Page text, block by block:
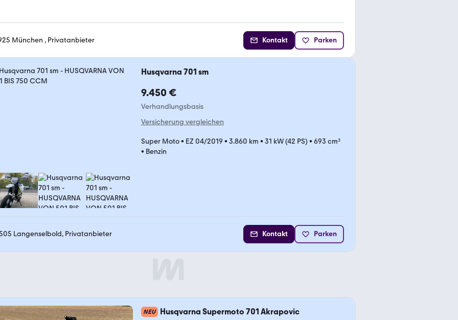
München , Privatanbieter Kontakt Parken
Husqvarna 701 sm
9.450 €
Verhandlungsbasis
Versicherung vergleichen
Super Moto• EZ 04/2019 • 3.860 km • 31 kW (42 PS) • 693 cm³
• Benzin
Langenselbold, Privatanbieter Kontakt Parken
NEU Husqvarna Supermoto 701 Akrapovic